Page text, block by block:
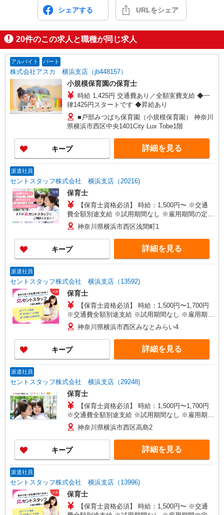
シェアする URLをシェア
20件のこの求人と職種が同じ求人
アルバイト パート
株式会社アスカ 横浜支店（jb448157）
小規模保育園の保育士
時給 1,425円 交通費あり／全額実費支給 ◆一
律1425円スタートです ◆昇給あり
■戸部みつばち保育園（小規模保育園） 神奈川
県横浜市西区中央1401City Lux Tobe1階
キープ 詳細を見る
派遣社員
セントスタッフ株式会社 横浜支店（20216)
保育士
【保育士資格必須】 時給：1,500円〜 ※交通
費全額別途支給 ※試用期間なし ※雇用期間の定め
あり ※給与幅は経験・能力による
神奈川県横浜市西区浅間町1
キープ 詳細を見る
派遣社員
セントスタッフ株式会社 横浜支店（13592)
保育士
【保育士資格必須】 時給：1,500円〜1,700円
※交通費全額別途支給 ※試用期間なし ※雇用期間
の定めあり ※給与幅は経験・能力による
神奈川県横浜市西区みなとみらい4
キープ 詳細を見る
派遣社員
セントスタッフ株式会社 横浜支店（29248)
保育士
【保育士資格必須】 時給：1,500円〜1,700円
※交通費全額別途支給 ※試用期間なし ※雇用期間
の定めあり ※給与幅は経験・能力による
神奈川県横浜市西区高島2
キープ 詳細を見る
派遣社員
セントスタッフ株式会社 横浜支店（13996)
保育士
【保育士資格必須】 時給：1,500円〜 ※交通